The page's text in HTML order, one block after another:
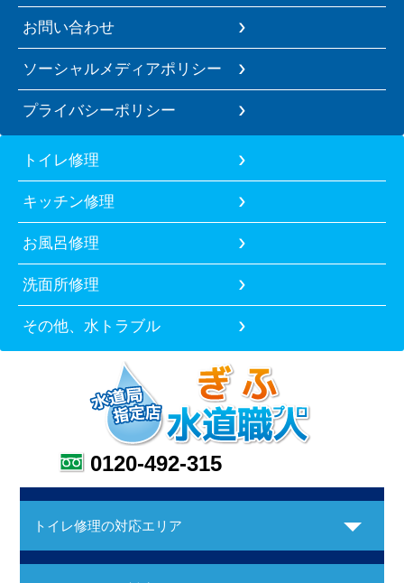
お問い合わせ
ソーシャルメディアポリシー
プライバシーポリシー
トイレ修理
キッチン修理
お風呂修理
洗面所修理
その他、水トラブル
0120-492-315
トイレ修理の対応エリア